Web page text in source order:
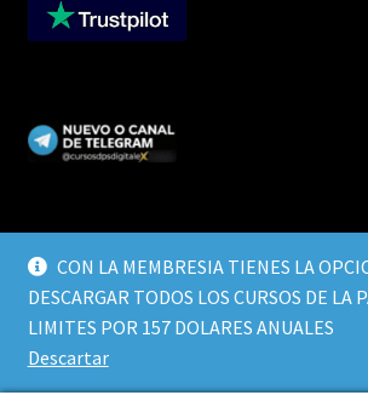
CON LA MEMBRESIA TIENES LA
DESCARGAR TODOS LOS CURSOS DE LA
LIMITES POR 157 DOLARES ANUALES
Descartar
© CURSOS DIGITALEX 2026
TERMINOS Y CONDICIONES
Built with